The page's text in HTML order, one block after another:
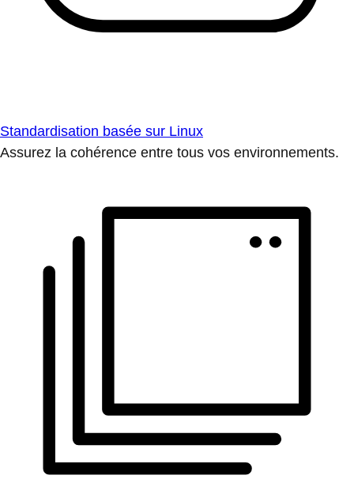
Standardisation basée sur Linux
Assurez la cohérence entre tous vos environnements.